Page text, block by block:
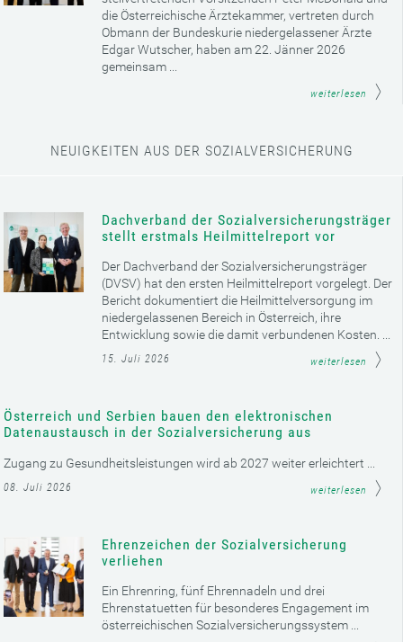
die Österreichische Ärztekammer, vertreten durch
Obmann der Bundeskurie niedergelassener Ärzte
Edgar Wutscher, haben am 22. Jänner 2026
gemeinsam ...
weiterlesen
NEUIGKEITEN AUS DER SOZIALVERSICHERUNG
Dachverband der Sozialversicherungsträger
stellt erstmals Heilmittelreport vor
Der Dachverband der Sozialversicherungsträger
(DVSV) hat den ersten Heilmittelreport vorgelegt. Der
Bericht dokumentiert die Heilmittelversorgung im
niedergelassenen Bereich in Österreich, ihre
Entwicklung sowie die damit verbundenen Kosten. ...
15. Juli 2026 weiterlesen
Österreich und Serbien bauen den elektronischen
Datenaustausch in der Sozialversicherung aus
Zugang zu Gesundheitsleistungen wird ab 2027 weiter erleichtert ...
08. Juli 2026 weiterlesen
Ehrenzeichen der Sozialversicherung
verliehen
Ein Ehrenring, fünf Ehrennadeln und drei
Ehrenstatuetten für besonderes Engagement im
österreichischen Sozialversicherungssystem ...